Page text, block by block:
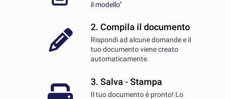
il modello"
2. Compila il documento
Rispondi ad alcune domande e il
tuo documento viene creato
automaticamente.
3. Salva - Stampa
Il tuo documento è pronto! Lo